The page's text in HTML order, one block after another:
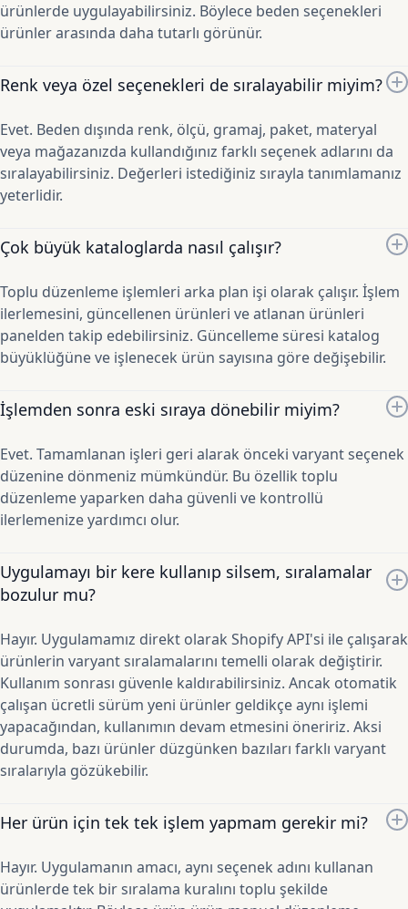
ürünlerde uygulayabilirsiniz. Böylece beden seçenekleri
ürünler arasında daha tutarlı görünür.
Renk veya özel seçenekleri de sıralayabilir miyim?
Evet. Beden dışında renk, ölçü, gramaj, paket, materyal
veya mağazanızda kullandığınız farklı seçenek adlarını da
sıralayabilirsiniz. Değerleri istediğiniz sırayla tanımlamanız
yeterlidir.
Çok büyük kataloglarda nasıl çalışır?
Toplu düzenleme işlemleri arka plan işi olarak çalışır. İşlem
ilerlemesini, güncellenen ürünleri ve atlanan ürünleri
panelden takip edebilirsiniz. Güncelleme süresi katalog
büyüklüğüne ve işlenecek ürün sayısına göre değişebilir.
İşlemden sonra eski sıraya dönebilir miyim?
Evet. Tamamlanan işleri geri alarak önceki varyant seçenek
düzenine dönmeniz mümkündür. Bu özellik toplu
düzenleme yaparken daha güvenli ve kontrollü
ilerlemenize yardımcı olur.
Uygulamayı bir kere kullanıp silsem, sıralamalar
bozulur mu?
Hayır. Uygulamamız direkt olarak Shopify API'si ile çalışarak
ürünlerin varyant sıralamalarını temelli olarak değiştirir.
Kullanım sonrası güvenle kaldırabilirsiniz. Ancak otomatik
çalışan ücretli sürüm yeni ürünler geldikçe aynı işlemi
yapacağından, kullanımın devam etmesini öneririz. Aksi
durumda, bazı ürünler düzgünken bazıları farklı varyant
sıralarıyla gözükebilir.
Her ürün için tek tek işlem yapmam gerekir mi?
Hayır. Uygulamanın amacı, aynı seçenek adını kullanan
ürünlerde tek bir sıralama kuralını toplu şekilde